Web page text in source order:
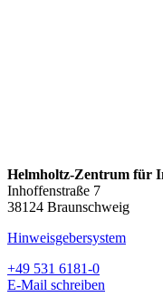
Helmholtz-Zentrum für
Inhoffenstraße 7
38124 Braunschweig
Hinweisgebersystem
+49 531 6181-0
E-Mail schreiben